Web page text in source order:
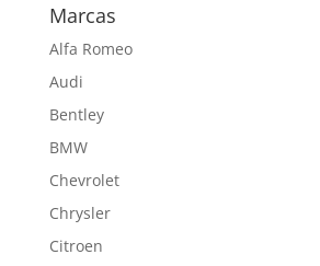
Marcas
Alfa Romeo
Audi
Bentley
BMW
Chevrolet
Chrysler
Citroen